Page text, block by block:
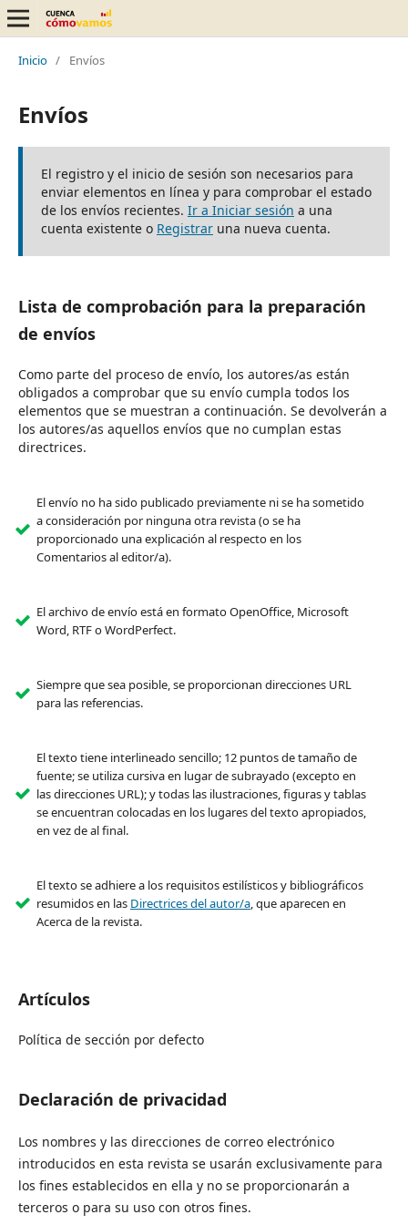
Inicio / Envíos
Envíos
El registro y el inicio de sesión son necesarios para
enviar elementos en línea y para comprobar el estado
de los envíos recientes. Ir a Iniciar sesión a una
cuenta existente o Registraruna nueva cuenta.
Lista de comprobación para la preparación
de envíos
Como parte del proceso de envío, los autores/as están
obligados a comprobar que su envío cumpla todos los
elementos que se muestran a continuación. Se devolverán a
los autores/as aquellos envíos que no cumplan estas
directrices.
El envío no ha sido publicado previamente ni se ha sometido
a consideración por ninguna otra revista (o se ha
proporcionado una explicación al respecto en los
Comentarios al editor/a).
El archivo de envío está en formato OpenOffice, Microsoft
Word, RTF o WordPerfect.
Siempre que sea posible, se proporcionan direcciones URL
para las referencias.
El texto tiene interlineado sencillo; 12 puntos de tamaño de
fuente; se utiliza cursiva en lugar de subrayado (excepto en
las direcciones URL); y todas las ilustraciones, figuras y tablas
se encuentran colocadas en los lugares del texto apropiados,
en vez de al final.
El texto se adhiere a los requisitos estilísticos y bibliográficos
resumidos en las Directrices del autor/a, que aparecen en
Acerca de la revista.
Artículos
Política de sección por defecto
Declaración de privacidad
Los nombres y las direcciones de correo electrónico
introducidos en esta revista se usarán exclusivamente para
los fines establecidos en ella y no se proporcionarán a
terceros o para su uso con otros fines.